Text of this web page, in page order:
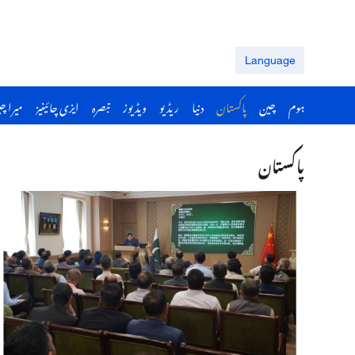
Language
ہوم چین پاکستان دنیا ریڈیو ویڈیوز تبصرہ ایزی چائینیز
پاکستان